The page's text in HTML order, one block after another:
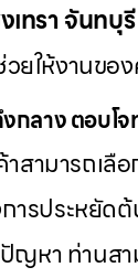
เทรา จันทบุรี
วยให้งาน
งกลาง ตอบ
ามารถเลื
รประหยัดต้
หา ท่านสา